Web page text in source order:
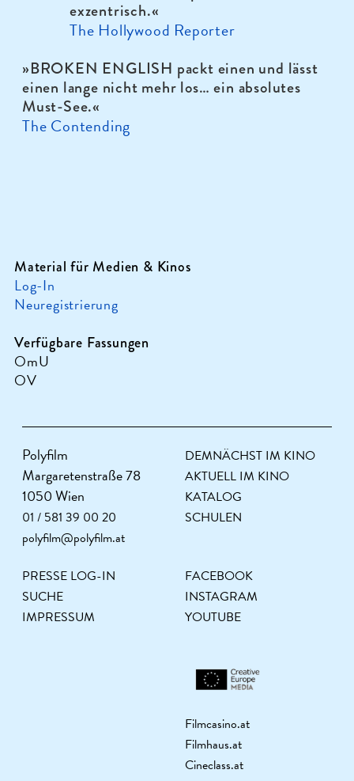
exzentrisch.«
The Hollywood Reporter
»BROKEN ENGLISH packt einen und lässt
einen lange nicht mehr los… ein absolutes
Must-See.«
The Contending
Material für Medien & Kinos
Log-In
Neuregistrierung
Verfügbare Fassungen
OmU
OV
Polyfilm
Margaretenstraße 78
1050 Wien
01 / 581 39 00 20
polyfilm@polyfilm.at
DEMNÄCHST IM KINO
AKTUELL IM KINO
KATALOG
SCHULEN
PRESSE LOG-IN
SUCHE
IMPRESSUM
FACEBOOK
INSTAGRAM
YOUTUBE
Filmcasino.at
Filmhaus.at
Cineclass.at